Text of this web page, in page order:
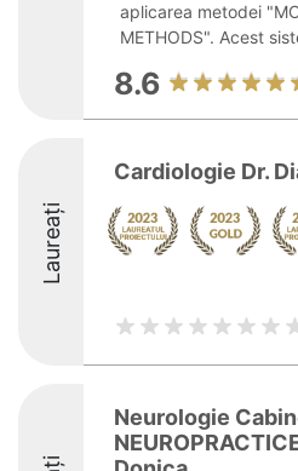
aplicarea metodei
METHODS". Acest
8.6
Laureați
Cardiologie Dr.
Neurologie